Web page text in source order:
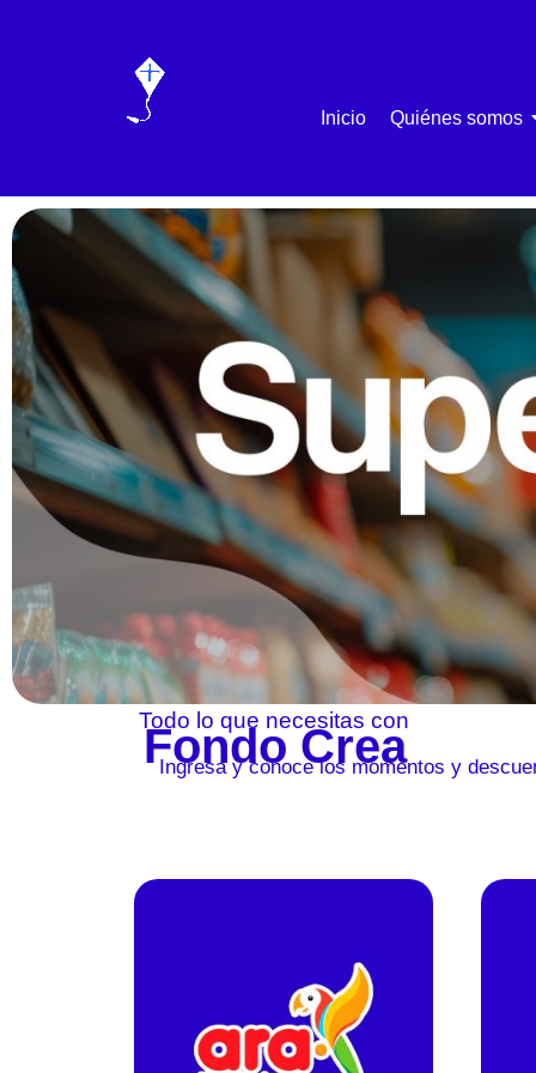
Inicio Quiénes somos
Todo lo que necesitas con
Fondo Crea
Ingresa y conoce los momentos y